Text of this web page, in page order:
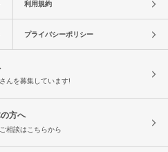
利用規約
プライバシーポリシー
んを募集しています!
方へ
相談はこちらから